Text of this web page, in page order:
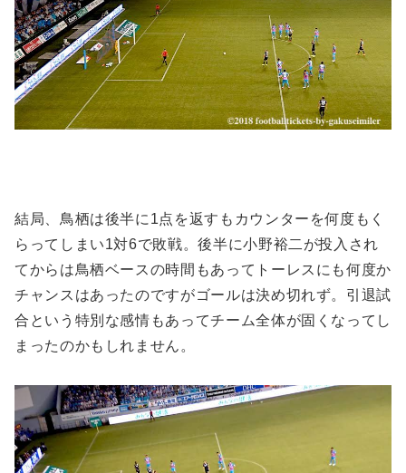
結局、鳥栖は後半に1点を返すもカウンターを何度もく
らってしまい1対6で敗戦。後半に小野裕二が投入され
てからは鳥栖ベースの時間もあってトーレスにも何度か
チャンスはあったのですがゴールは決め切れず。引退試
合という特別な感情もあってチーム全体が固くなってし
まったのかもしれません。